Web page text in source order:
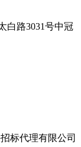
白路3031号中冠
标代理有限公司